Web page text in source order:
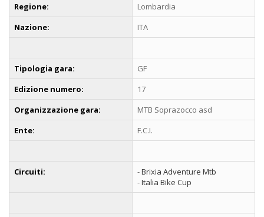
Regione:
Lombardia
Nazione:
ITA
Tipologia gara:
GF
Edizione numero:
17
Organizzazione gara:
MTB Soprazocco asd
Ente:
F.C.I.
Circuiti: -Brixia Adventure Mtb
-Italia Bike Cup